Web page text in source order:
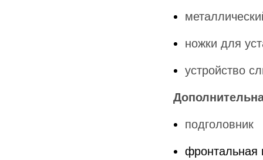
ножки для
устройство
подголовник
фронтальная